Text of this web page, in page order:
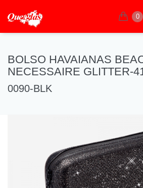
0
BOLSO HAVAIANAS
NECESSAIRE GLITTER-
0090-BLK